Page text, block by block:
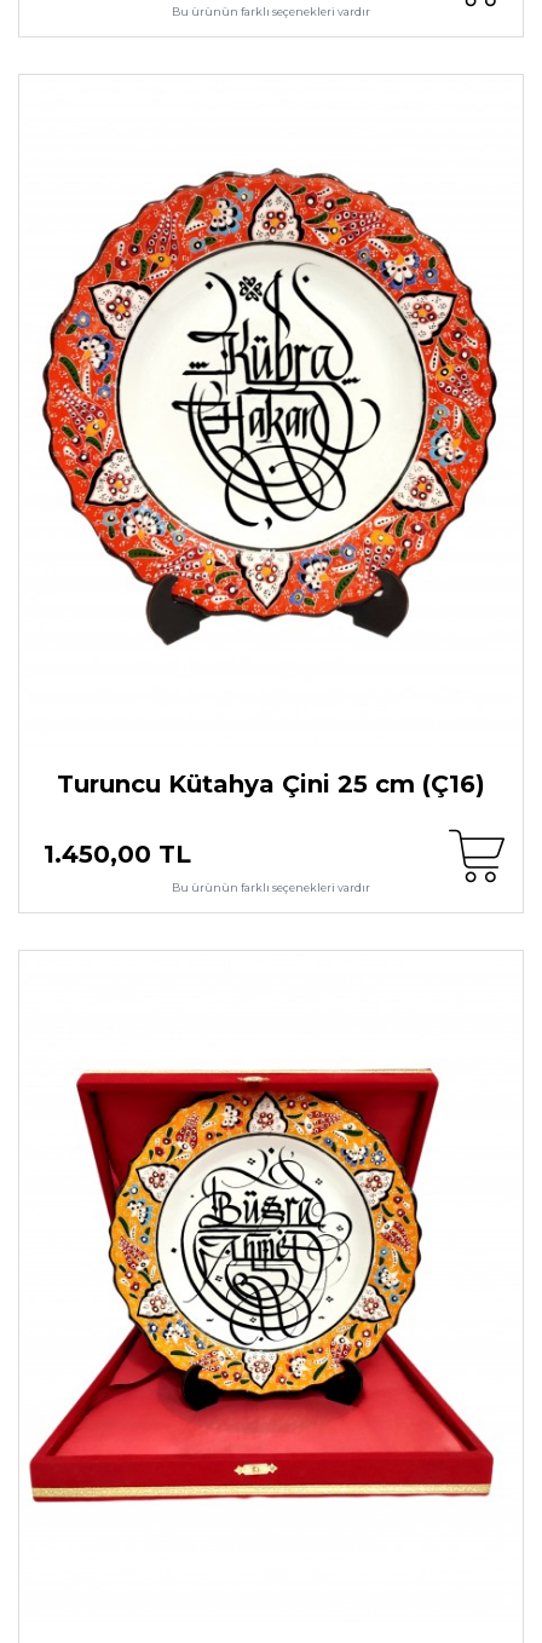
Bu ürünün farklı seçenekleri vardır
Turuncu Kütahya Çini 25 cm (Ç16)
1.450,00 TL
Bu ürünün farklı seçenekleri vardır